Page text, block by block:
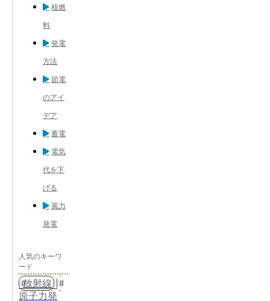
核燃
料
発電
方法
節電
のアイ
デア
蓄電
電気
代を下
げる
風力
発電
人気のキーワ
ード
放射線
原子力発